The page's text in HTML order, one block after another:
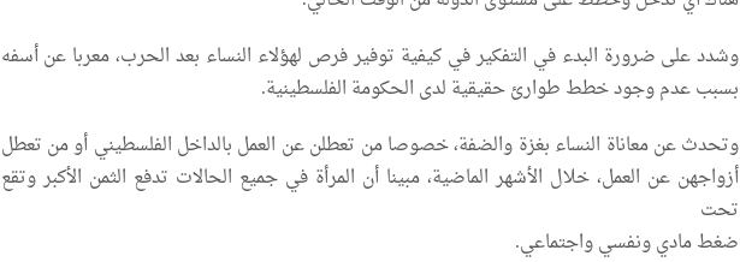
وشدد على ضرورة البدء في التفكير في كيفية توفير فرص لهؤلاء النساء بعد الحرب، معربا عن أسفه
بسبب عدم وجود خطط طوارئ حقيقية لدى الحكومة الفلسطينية.
وتحدث عن معاناة النساء بغزة والضفة، خصوصا من تعطلن عن العمل بالداخل الفلسطيني أو من تعطل
أزواجهن عن العمل، خلال الأشهر الماضية، مبينا أن المرأة في جميع الحالات تدفع الثمن الأكبر وتقع
تحت
ضغط مادي ونفسي واجتماعي.